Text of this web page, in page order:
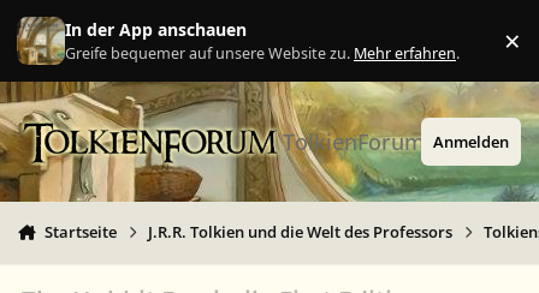
Zu Inhalt springen
In der App anschauen
Greife bequemer auf unsere Website zu. Mehr erfahren. ×
TolkienForum Anmelden
Startseite J.R.R. Tolkien und die Welt des Professors